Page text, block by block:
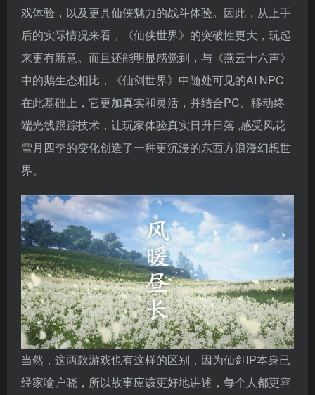
戏体验，以及更具仙侠魅力的战斗体验。因此，从上手
后的实际情况来看，《仙侠世界》的突破性更大，玩起
来更有新意。而且还能明显感觉到，与《燕云十六声》
中的鹅生态相比，《仙剑世界》中随处可见的AI NPC
在此基础上，它更加真实和灵活，并结合PC、移动终
端光线跟踪技术，让玩家体验真实⽇升⽇落 ,感受风花
雪⽉四季的变化创造了一种更沉浸的东西⽅浪漫幻想世
界。
当然，这两款游戏也有这样的区别，因为仙剑IP本身已
经家喻户晓，所以故事应该更好地讲述，每个人都更容